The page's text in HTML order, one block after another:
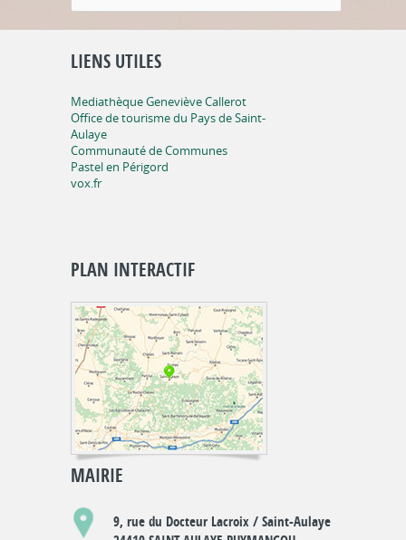
LIENS UTILES
Mediathèque Geneviève Callerot
Office de tourisme du Pays de Saint-
Aulaye
Communauté de Communes
Pastel en Périgord
vox.fr
PLAN INTERACTIF
MAIRIE
9, rue du Docteur Lacroix / Saint-Aulaye